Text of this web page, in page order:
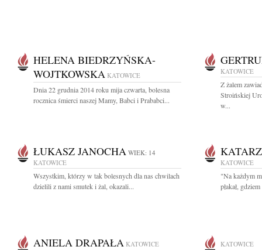
HELENA BIEDRZYŃSKA-
WOJTKOWSKA KATOWICE
Dnia 22 grudnia 2014 roku mija czwarta, bolesna
rocznica śmierci naszej Mamy, Babci i Prababci...
KATOWICE
Z żalem
Stroińskiej
w...
ŁUKASZ JANOCHA WIEK: 14
KATOWICE
Wszystkim, którzy w tak bolesnych dla nas chwilach
dzielili z nami smutek i żal, okazali...
KATOWICE
"Na każdym
płakał,
ANIELA DRAPAŁA KATOWICE KATOWICE